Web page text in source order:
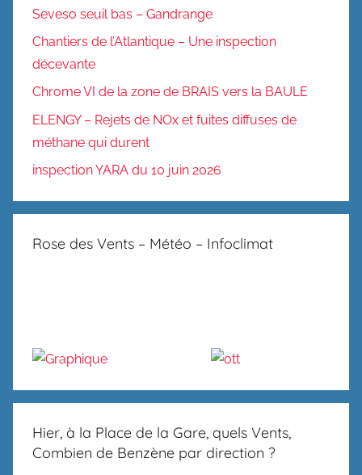
Seveso seuil bas – Gandrange
Chantiers de l’Atlantique – Une inspection
décevante
Chrome VI de la zone de BRAIS vers la BAULE
ELENGY – Rejets de NOx et fuites diffuses de
méthane qui durent
inspection YARA du 10 juin 2026
Rose des Vents – Météo – Infoclimat
Hier, à la Place de la Gare, quels Vents,
Combien de Benzène par direction ?